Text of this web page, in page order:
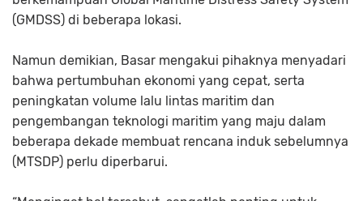
(GMDSS) di beberapa lokasi.
Namun demikian, Basar mengakui pihaknya menyadari
bahwa pertumbuhan ekonomi yang cepat, serta
peningkatan volume lalu lintas maritim dan
pengembangan teknologi maritim yang maju dalam
beberapa dekade membuat rencana induk sebelumnya
(MTSDP) perlu diperbarui.